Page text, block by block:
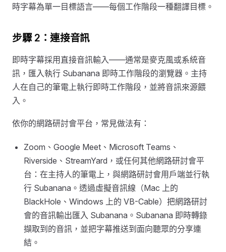
時字幕為單一目標語言——每個工作階段一種翻譯目標。
步驟 2：連接音訊
即時字幕採用直接音訊輸入——通常是麥克風或系統音
訊，匯入執行 Subanana 即時工作階段的瀏覽器。主持
人在自己的筆電上執行即時工作階段，並將音訊來源餵
入。
依你的網路研討會平台，常見做法有：
Zoom、Google Meet、Microsoft Teams、
Riverside、StreamYard，或任何其他網路研討會平
台：在主持人的筆電上，與網路研討會用戶端並行執
行 Subanana。透過虛擬音訊線（Mac 上的
BlackHole、Windows 上的 VB-Cable）把網路研討
會的音訊輸出匯入 Subanana。Subanana 即時轉錄
擷取到的音訊，並把字幕推送到面向聽眾的分享連
結。